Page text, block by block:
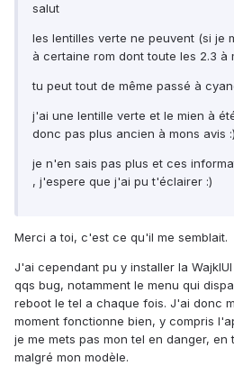
salut
les lentilles verte ne peuvent (si je
à certaine rom dont toute les 2.3 à
tu peut tout de même passé à
j'ai une lentille verte et le mien à
donc pas plus ancien à mons avis :)
je n'en sais pas plus et ces
, j'espere que j'ai pu t'éclairer :)
Merci a toi, c'est ce qu'il me semblait.
J'ai cependant pu y installer la
qqs bug, notamment le menu qui
reboot le tel a chaque fois. J'ai donc
moment fonctionne bien, y compris
je me mets pas mon tel en danger,
malgré mon modèle.